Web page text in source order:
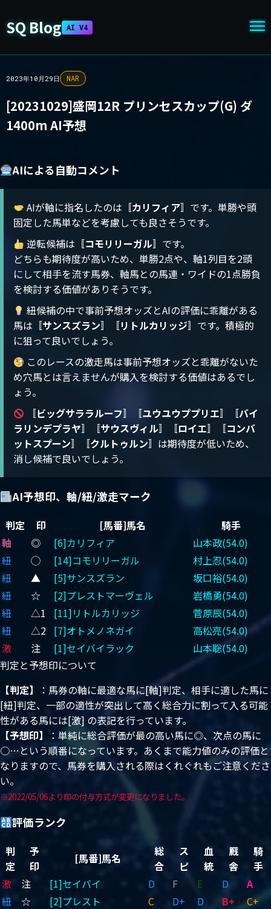
SQ Blog AI V4
2023年10月29日 NAR
[20231029]盛岡12R プリンセスカップ(G) ダ
1400m AI予想
AIによる自動コメント
AIが軸に指名したのは〚カリフィア〛です。単勝や頭
固定した馬単などを考慮しても良さそうです。
逆転候補は〚コモリリーガル〛です。
どちらも期待度が高いため、単勝2点や、軸1列目を2頭
にして相手を流す馬券、軸馬との馬連・ワイドの1点勝負
を検討する価値がありそうです。
紐候補の中で事前予想オッズとAIの評価に乖離がある
馬は〚サンスズラン〛〚リトルカリッジ〛です。積極的
に狙って良いでしょう。
このレースの激走馬は事前予想オッズと乖離がないた
め穴馬とは言えませんが購入を検討する価値はあるでし
ょう。
〚ビッグサララルーフ〛〚ユウユウププリエ〛〚バイ
ラリンデプラヤ〛〚サウスヴィル〛〚ロイエ〛〚コンバ
ットスプーン〛〚クルトゥルン〛は期待度が低いため、
消し候補で良いでしょう。
AI予想印、軸/紐/激走マーク
判定 印 [馬番]馬名
騎手
軸
◎ [6]カリフィア
山本政(54.0)
紐
◯ [14]コモリリーガル
村上忍(54.0)
紐
▲ [5]サンスズラン
坂口裕(54.0)
紐
☆ [2]プレストマーヴェル
岩橋勇(54.0)
紐
△1 [11]リトルカリッジ
菅原辰(54.0)
紐
△2 [7]オトメノネガイ
高松亮(54.0)
激
注 [1]セイバイラック
山本聡(54.0)
判定と予想印について
【判定】
：馬券の軸に最適な馬に[軸]判定、相手に適した馬に
[紐]判定、一部の適性が突出して高く総合力に割って入る可能
性がある馬には[激] の表記を行っています。
【予想印】
：単純に総合評価が最の高い馬に◎、次点の馬に
○…という順番になっています。あくまで能力値のみの評価と
なりますので、馬券を購入される際はくれぐれもご注意くださ
い。
※2022/05/06より印の付与方式が変更になりました。
評価ランク
判
定
予
印
[馬番]馬名
総
合
ス
ピ
血
統
厩
舎
騎
手
激
注 [1]セイバイ D F E D
A
紐
☆ [2]プレスト C D+ D B+
C+